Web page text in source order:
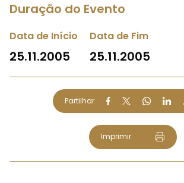
Duração do Evento
Data de Início
25.11.2005
Data de Fim
25.11.2005
Partilhar
Imprimir